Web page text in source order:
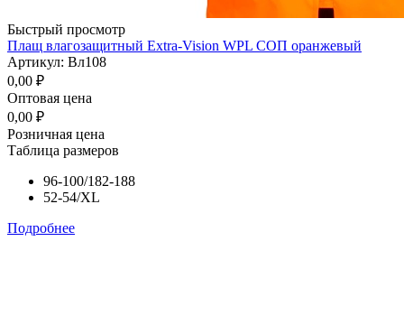
Быстрый просмотр
Плащ влагозащитный Extra-Vision WPL СОП оранжевый
Артикул: Вл108
0,00 ₽
Оптовая цена
0,00 ₽
Розничная цена
Таблица размеров
96-100/182-188
52-54/XL
Подробнее